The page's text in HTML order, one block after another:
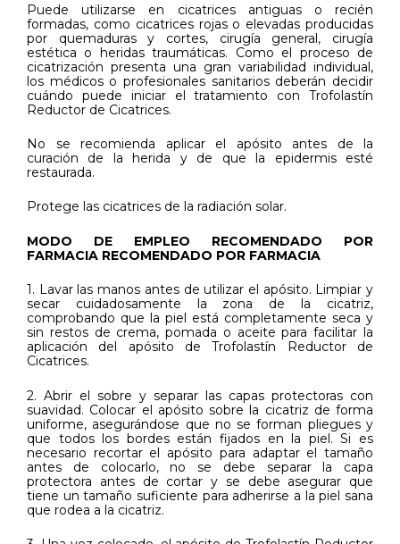
Puede utilizarse en cicatrices antiguas o recién
formadas, como cicatrices rojas o elevadas producidas
por quemaduras y cortes, cirugía general, cirugía
estética o heridas traumáticas. Como el proceso de
cicatrización presenta una gran variabilidad individual,
los médicos o profesionales sanitarios deberán decidir
cuándo puede iniciar el tratamiento con Trofolastín
Reductor de Cicatrices.
No se recomienda aplicar el apósito antes de la
curación de la herida y de que la epidermis esté
restaurada.
Protege las cicatrices de la radiación solar.
MODO DE EMPLEO RECOMENDADO POR
FARMACIA RECOMENDADO POR FARMACIA
1. Lavar las manos antes de utilizar el apósito. Limpiar y
secar cuidadosamente la zona de la cicatriz,
comprobando que la piel está completamente seca y
sin restos de crema, pomada o aceite para facilitar la
aplicación del apósito de Trofolastín Reductor de
Cicatrices.
2. Abrir el sobre y separar las capas protectoras con
suavidad. Colocar el apósito sobre la cicatriz de forma
uniforme, asegurándose que no se forman pliegues y
que todos los bordes están fijados en la piel. Si es
necesario recortar el apósito para adaptar el tamaño
antes de colocarlo, no se debe separar la capa
protectora antes de cortar y se debe asegurar que
tiene un tamaño suficiente para adherirse a la piel sana
que rodea a la cicatriz.